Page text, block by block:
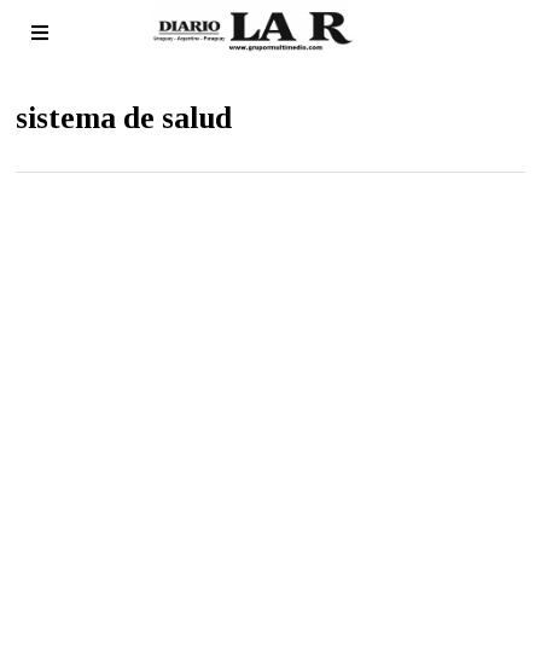
sistema de salud